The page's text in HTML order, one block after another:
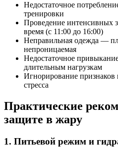
Недостаточное
тренировки
Проведение интенсивных
время (с 11:00 до 16:00)
Неправильная одежда —
непроницаемая
Недостаточное
длительным нагрузкам
Игнорирование признаков
стресса
Практические
защите в жару
1. Питьевой режим и